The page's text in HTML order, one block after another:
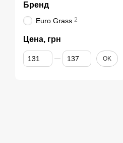
Бренд
Euro Grass 2
Цена, грн
От Цена, грн
До Цена, грн OK